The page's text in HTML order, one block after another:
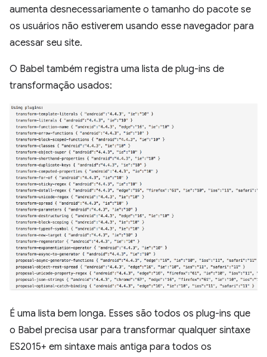
aumenta desnecessariamente o tamanho do pacote se
os usuários não estiverem usando esse navegador para
acessar seu site.
O Babel também registra uma lista de plug-ins de
transformação usados:
É uma lista bem longa. Esses são todos os plug-ins que
o Babel precisa usar para transformar qualquer sintaxe
ES2015+ em sintaxe mais antiga para todos os